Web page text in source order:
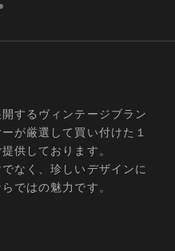
Error: Missing interpolation
Error: Missing interpolation
Error: Missing interpolation
するヴィンテージブラン
が厳選して買い付けた１
供しております。
なく、珍しいデザインに
ではの魅力です。